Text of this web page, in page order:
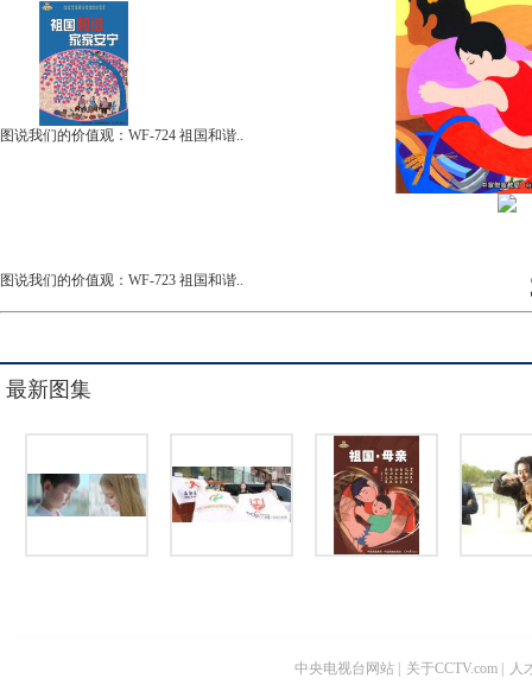
图说我们的价值观：WF-724 祖国和谐..
图说我们的价值观：WF-723 祖国和谐..
最新图集
中央电视台网站 关于CCTV.com 人